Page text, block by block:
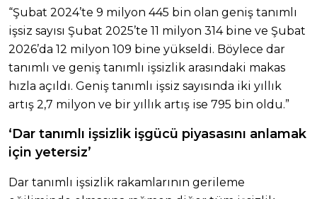
“Şubat 2024’te 9 milyon 445 bin olan geniş tanımlı
işsiz sayısı Şubat 2025’te 11 milyon 314 bine ve Şubat
2026’da 12 milyon 109 bine yükseldi. Böylece dar
tanımlı ve geniş tanımlı işsizlik arasındaki makas
hızla açıldı. Geniş tanımlı işsiz sayısında iki yıllık
artış 2,7 milyon ve bir yıllık artış ise 795 bin oldu.”
‘Dar tanımlı işsizlik işgücü piyasasını anlamak
için yetersiz’
Dar tanımlı işsizlik rakamlarının gerileme